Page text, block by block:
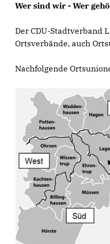
Wer sind wir - Wer
Der CDU-Stadtverband
Ortsverbände, auch
Nachfolgende